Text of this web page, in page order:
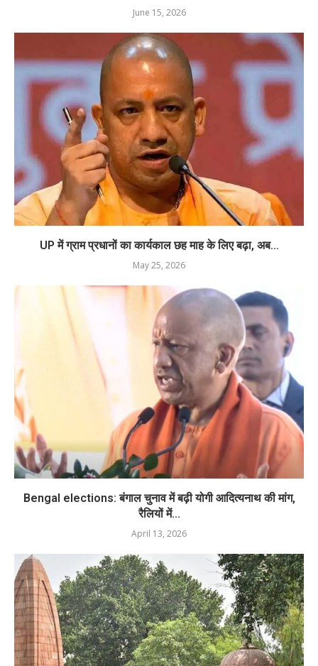
June 15, 2026
UP में ग्राम प्रधानों का कार्यकाल छह माह के लिए बढ़ा, अब...
May 25, 2026
Bengal elections: बंगाल चुनाव में बढ़ी योगी आदित्यनाथ की मांग,
रैलियों में...
April 13, 2026